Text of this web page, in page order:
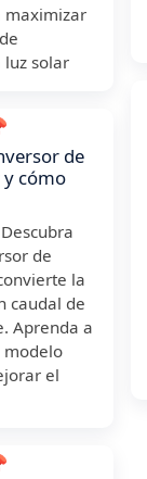
maximizar
solar
de
cómo
de
la
caudal de
Aprenda a
modelo
el